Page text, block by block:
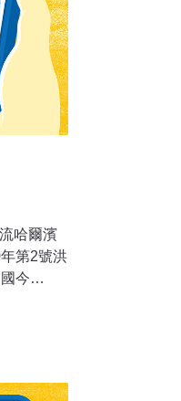
哈爾濱
第2號洪
今
今年以
年以來
），77條